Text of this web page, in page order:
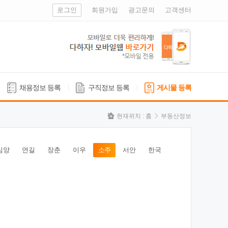
로그인 회원가입 광고문의 고객센터
채용정보 등록 구직정보 등록 게시물 등록
현재위치 : 홈 부동산정보
양 연길 장춘 이우 소주 서안 한국